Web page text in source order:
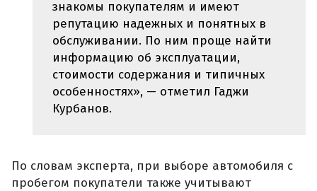
знакомы покупателям и имеют
репутацию надежных и понятных в
обслуживании. По ним проще найти
информацию об эксплуатации,
стоимости содержания и типичных
особенностях», — отметил Гаджи
Курбанов.
По словам эксперта, при выборе автомобиля с
пробегом покупатели также учитывают